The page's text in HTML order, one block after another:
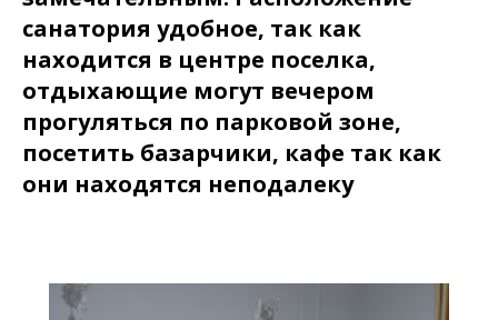
санатория удобное, так как
находится в центре поселка,
отдыхающие могут вечером
прогуляться по парковой зоне,
посетить базарчики, кафе так как
они находятся неподалеку